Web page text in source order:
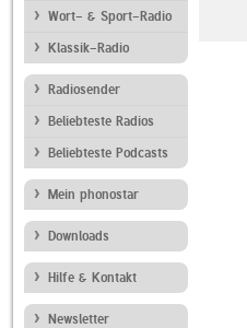
Wort- & Sport-Radio
Klassik-Radio
Radiosender
Beliebteste Radios
Beliebteste Podcasts
Mein phonostar
Downloads
Hilfe & Kontakt
Newsletter
70er Hits
80er 90er OLDIE
ANTENNE 80er Hits